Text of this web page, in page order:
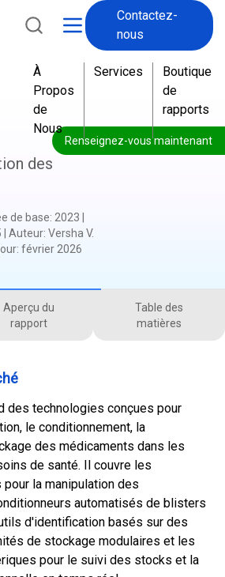
Contactez-
nous
À
Propos
de
Nous
Services
Boutique
de
rapports
Renseignez-vous maintenant
des
de base: 2023
Auteur: Versha V.
: février 2026
Aperçu du
rapport
Table des
matières
des technologies conçues pour
le conditionnement, la
des médicaments dans les
de santé. Il couvre les
la manipulation des
automatisés de blisters
d'identification basés sur des
de stockage modulaires et les
pour le suivi des stocks et la